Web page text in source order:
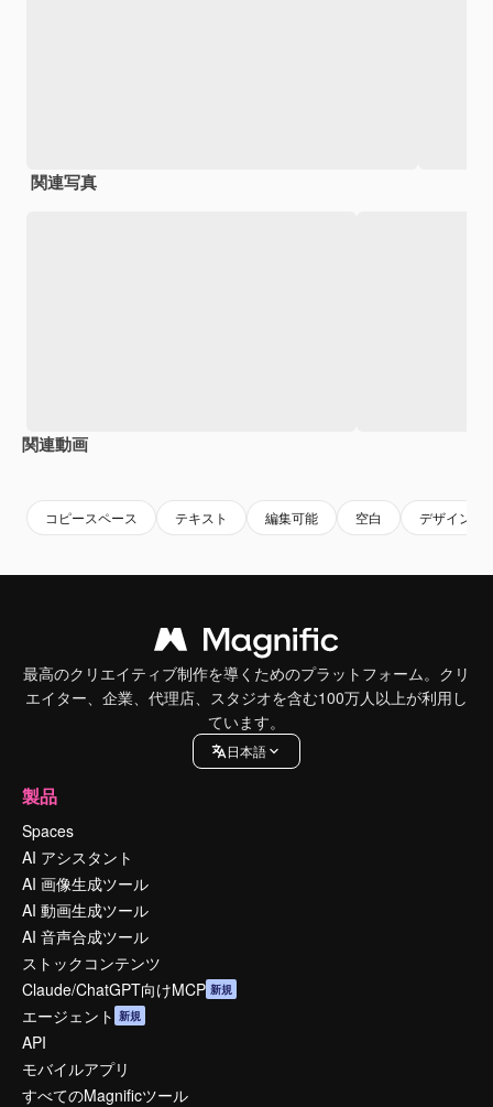
関連写真
関連動画
コピースペース テキスト 編集可能 空白 デザイン
最高のクリエイティブ制作を導くためのプラットフォーム。クリ
エイター、企業、代理店、スタジオを含む100万人以上が利用し
ています。
日本語
製品
Spaces
AI アシスタント
AI 画像生成ツール
AI 動画生成ツール
AI 音声合成ツール
ストックコンテンツ
Claude/ChatGPT向けMCP 新規
エージェント 新規
API
モバイルアプリ
すべてのMagnificツール